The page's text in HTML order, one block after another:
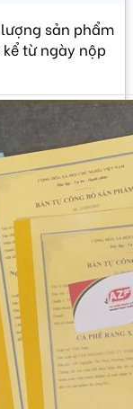
sản phẩm
từ ngày nộp